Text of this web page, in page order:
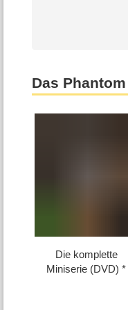
Das
Die komplette
Miniserie (DVD)